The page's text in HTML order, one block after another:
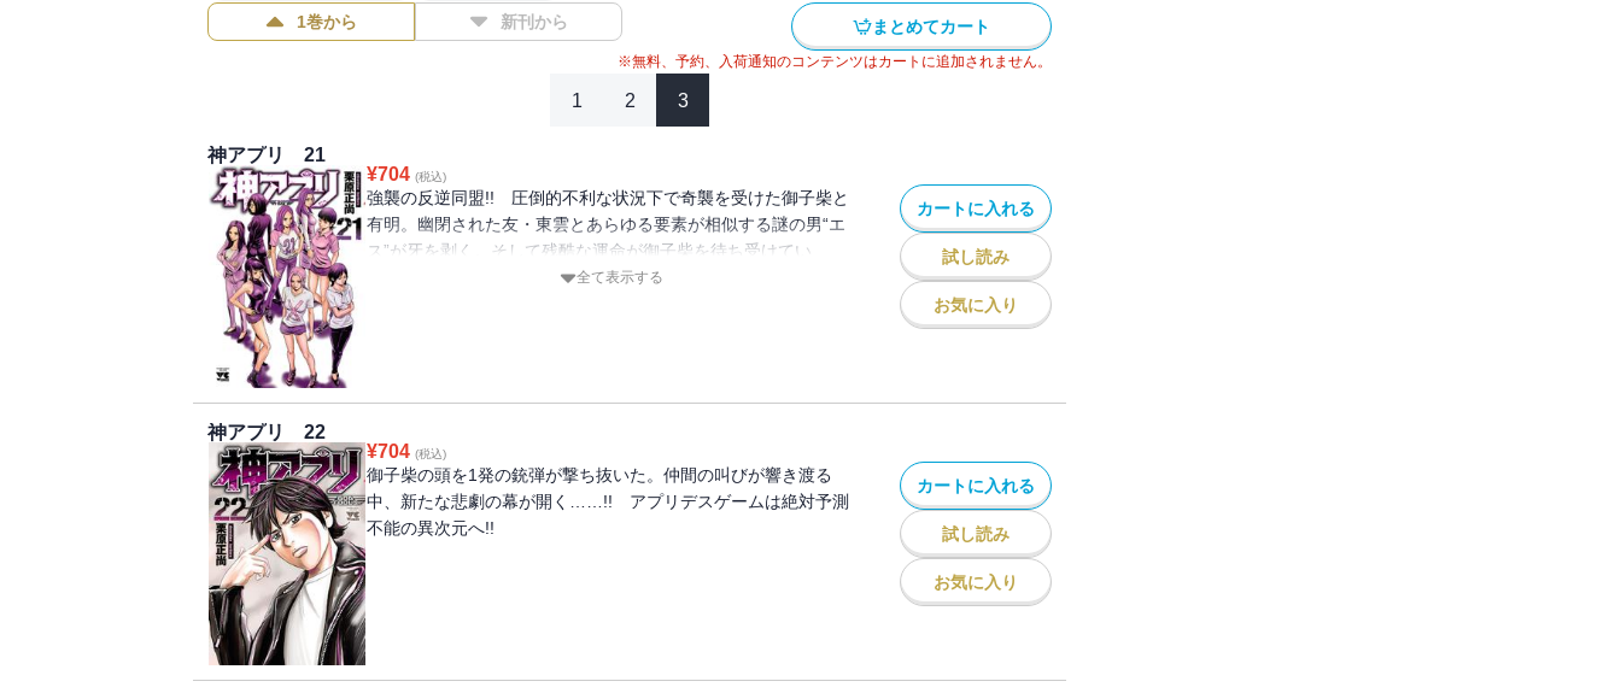
1巻から 新刊から まとめてカート
※無料、予約、入荷通知のコンテンツはカートに追加されません。
1 2 3
神アプリ 21
¥704 (税込)
強襲の反逆同盟!! 圧倒的不利な状況下で奇襲を受けた御子柴と
有明。幽閉された友・東雲とあらゆる要素が相似する謎の男“エ
ス”が牙を剥く。そして残酷な運命が御子柴を待ち受けてい
全て表示する
カートに入れる
試し読み
お気に入り
神アプリ 22
¥704 (税込)
御子柴の頭を1発の銃弾が撃ち抜いた。仲間の叫びが響き渡る
中、新たな悲劇の幕が開く……!! アプリデスゲームは絶対予測
不能の異次元へ!!
カートに入れる
試し読み
お気に入り